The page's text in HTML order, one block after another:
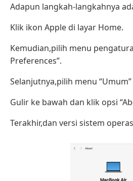
Adapun langkah-langkahnya
Klik ikon Apple di layar Home.
Kemudian,pilih menu
Preferences”.
Selanjutnya,pilih menu “Umum”
Gulir ke bawah dan klik opsi
Terakhir,dan versi sistem